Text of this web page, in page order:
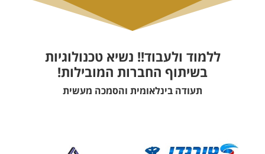
ללמוד ולעבוד!! נשיא טכנולוגיות
בשיתוף החברות המובילות!
תעודה בינלאומית והסמכה מעשית